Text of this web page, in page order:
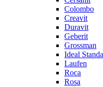
Colombo
Creavit
Duravit
Geberit
Grossman
Ideal
Laufen
Roca
Rosa